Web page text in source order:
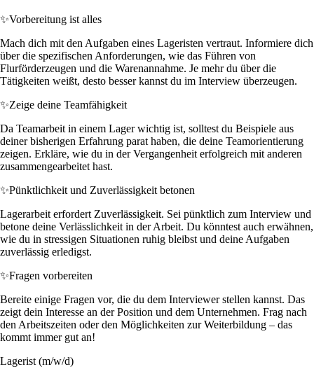
✨Vorbereitung ist alles
Mach dich mit den Aufgaben eines Lageristen vertraut. Informiere dich
über die spezifischen Anforderungen, wie das Führen von
Flurförderzeugen und die Warenannahme. Je mehr du über die
Tätigkeiten weißt, desto besser kannst du im Interview überzeugen.
✨Zeige deine Teamfähigkeit
Da Teamarbeit in einem Lager wichtig ist, solltest du Beispiele aus
deiner bisherigen Erfahrung parat haben, die deine Teamorientierung
zeigen. Erkläre, wie du in der Vergangenheit erfolgreich mit anderen
zusammengearbeitet hast.
✨Pünktlichkeit und Zuverlässigkeit betonen
Lagerarbeit erfordert Zuverlässigkeit. Sei pünktlich zum Interview und
betone deine Verlässlichkeit in der Arbeit. Du könntest auch erwähnen,
wie du in stressigen Situationen ruhig bleibst und deine Aufgaben
zuverlässig erledigst.
✨Fragen vorbereiten
Bereite einige Fragen vor, die du dem Interviewer stellen kannst. Das
zeigt dein Interesse an der Position und dem Unternehmen. Frag nach
den Arbeitszeiten oder den Möglichkeiten zur Weiterbildung – das
kommt immer gut an!
Lagerist (m/w/d)